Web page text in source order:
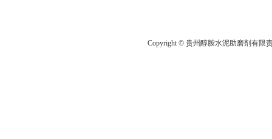
Copyright © 贵州醇胺水泥助磨剂有限